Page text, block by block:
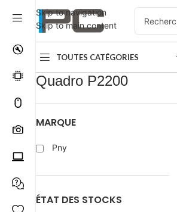
Skip to navigation
Skip to main content
TOUTES CATÉGORIES
Accueil
Quadro P2200
MARQUE
Pny
ÉTAT DES STOCKS